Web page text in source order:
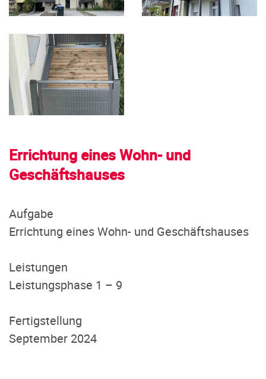
Errichtung eines Wohn- und
Geschäftshauses
Aufgabe
Errichtung eines Wohn- und Geschäftshauses
Leistungen
Leistungsphase 1 – 9
Fertigstellung
September 2024